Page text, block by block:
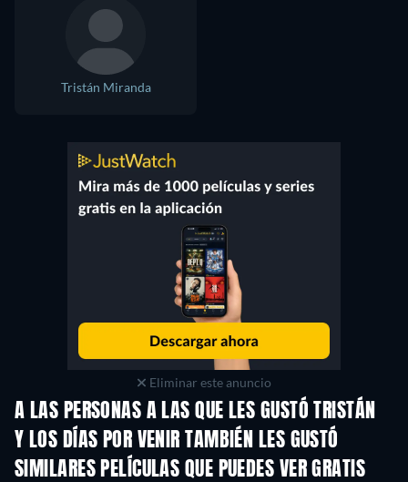
Tristán Miranda
Eliminar este anuncio
A LAS PERSONAS A LAS QUE LES GUSTÓ TRISTÁN
Y LOS DÍAS POR VENIR TAMBIÉN LES GUSTÓ
SIMILARES PELÍCULAS QUE PUEDES VER GRATIS